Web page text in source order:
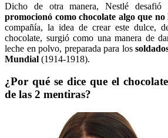
Dicho de otra manera, Nestlé
promocionó como chocolate algo que no
compañía, la idea de crear este dulce,
chocolate, surgió como una manera de
leche en polvo, preparada para los
Mundial (1914-1918).
¿Por qué se dice que el
de las 2 mentiras?